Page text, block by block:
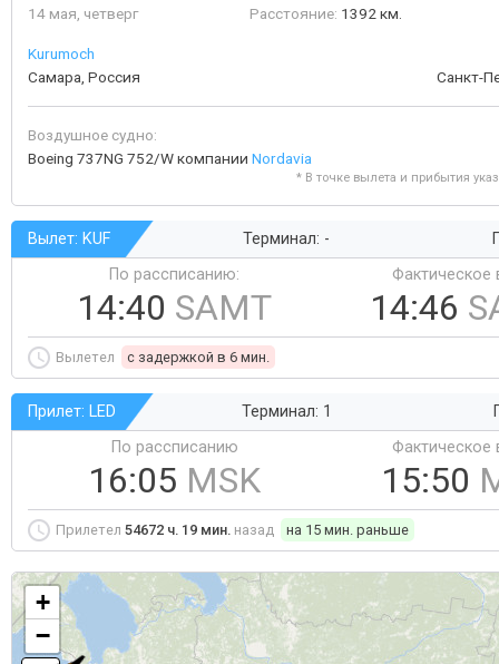
14 мая, четверг
Расстояние: 1392 км.
Kurumoch
Самара, Россия
Санкт-
Воздушное судно:
Boeing 737NG 752/W компании Nordavia
* В точке вылета и прибытия
Вылет: KUF Терминал: -
По рассписанию:
14:40 SAMT
Фактическое
14:46
Вылетел c задержкой в 6 мин.
Прилет: LED Терминал: 1
По рассписанию
16:05 MSK
Фактическое
15:50
Прилетел 54672 ч. 19 мин. назад на 15 мин. раньше
+
−